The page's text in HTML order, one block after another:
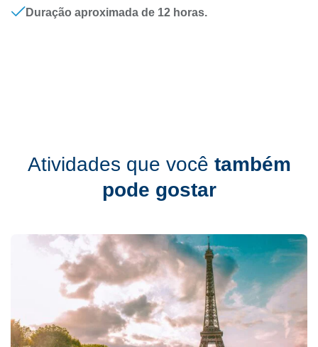
Duração aproximada de 12 horas.
Atividades que você também
pode gostar